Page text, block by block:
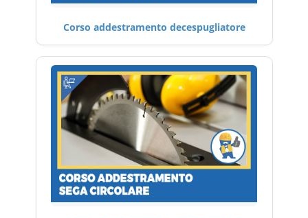
Corso addestramento decespugliatore